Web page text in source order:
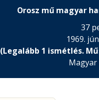
Orosz mű magyar
37
1969.
(Legalább 1 ismétlés.
Magyar